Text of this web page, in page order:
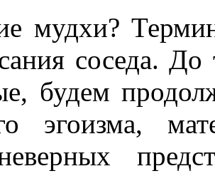
мудхи?
соседа.
будем
эгоизма,